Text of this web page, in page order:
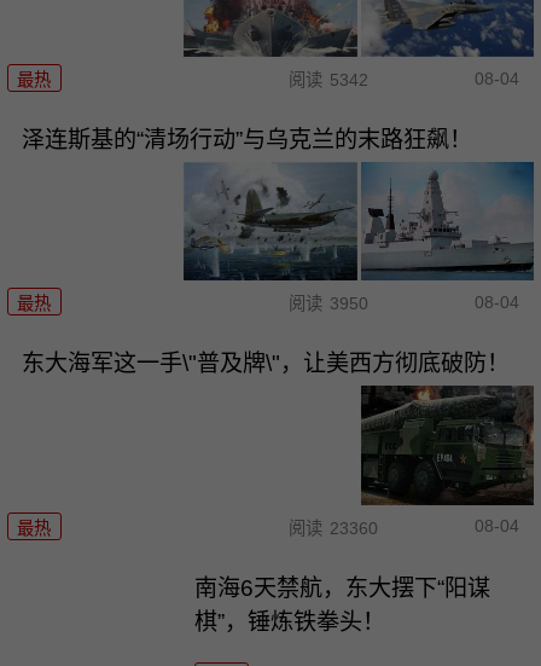
最热 阅读 5342 08-04
泽连斯基的“清场行动”与乌克兰的末路狂飙！
最热 阅读 3950 08-04
东大海军这一手\"普及牌\"，让美西方彻底破防！
最热 阅读 23360 08-04
南海6天禁航，东大摆下“阳谋
棋”，锤炼铁拳头！